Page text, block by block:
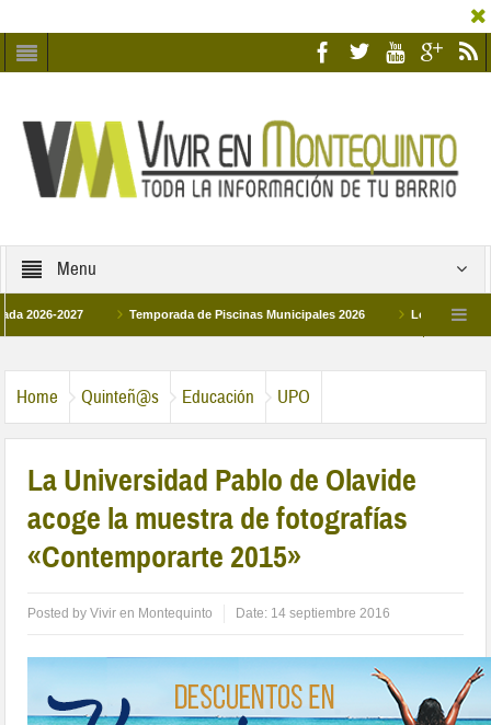
Menu
2027 Temporada de Piscinas Municipales 2026 Los Campus de
Home Quinteñ@s Educación UPO
La Universidad Pablo de Olavide
acoge la muestra de fotografías
«Contemporarte 2015»
Posted byVivir en Montequinto Date: 14 septiembre 2016